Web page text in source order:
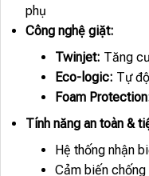
phụ
Công nghệ giặt:
Twinjet: Tăng
Eco-logic: Tự
Foam
Tính năng an toàn &
Hệ thống nhận
Cảm biến